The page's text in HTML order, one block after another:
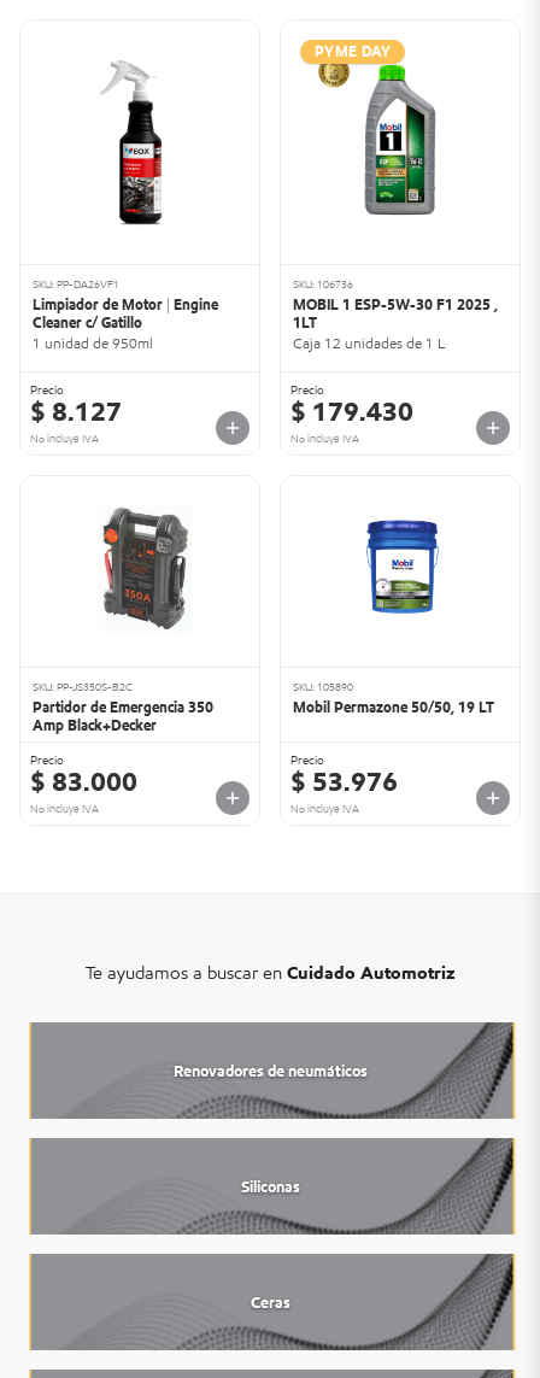
SKU: PP-DA26VF1
Limpiador de Motor | Engine
Cleaner c/ Gatillo
1 unidad de 950ml
Precio
$ 8.127
No incluye IVA
PYME DAY
SKU: 106736
MOBIL 1 ESP-5W-30 F1 2025 ,
1LT
Caja 12 unidades de 1 L
Precio
$ 179.430
No incluye IVA
SKU: PP-JS350S-B2C
Partidor de Emergencia 350
Amp Black+Decker
Precio
$ 83.000
No incluye IVA
SKU: 105890
Mobil Permazone 50/50, 19 LT
Precio
$ 53.976
No incluye IVA
Te ayudamos a buscar en Cuidado Automotriz
Renovadores de neumáticos
Siliconas
Ceras